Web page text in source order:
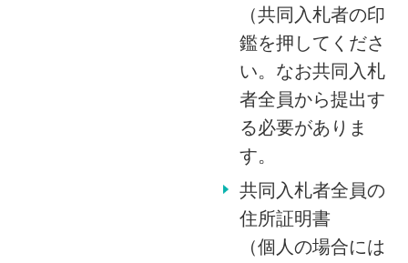
（共同入札者の印
鑑を押してくださ
い。なお共同入札
者全員から提出す
る必要がありま
す。
共同入札者全員の
住所証明書
（個人の場合には